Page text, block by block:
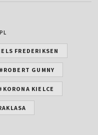
FREDERIKSEN
#ROBERT GUMNY
KIELCE